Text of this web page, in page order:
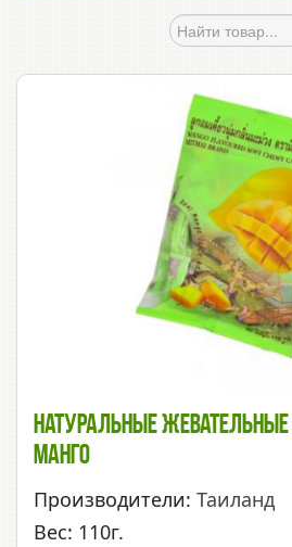
Натуральные
Манго
Производители: Таиланд
Вес: 110г.